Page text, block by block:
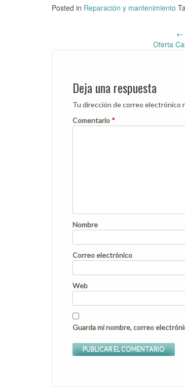
Posted in Reparación y mantenimiento
Post
←
Oferta
Deja una respuesta
Tu dirección de correo electrónico
Comentario *
Nombre
Correo electrónico
Web
Guarda mi nombre, correo